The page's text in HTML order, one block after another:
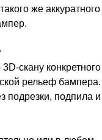
же аккуратного
скану конкретного
рельеф бампера.
подрезки, подпила и